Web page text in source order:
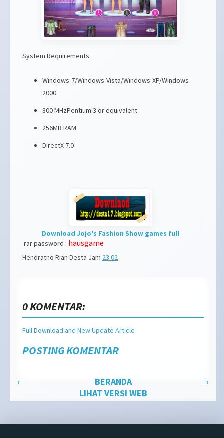
System Requirements
Windows 7/Windows Vista/Windows XP/Windows
2000
800 MHzPentium 3 or equivalent
256MB RAM
DirectX 7.0
Download Jojo's Fashion Show games full
rar password : hausgame
Hendratno Rian Desta Jam 23.02
0 KOMENTAR:
Full Download and New Update Article
POSTING KOMENTAR
‹ ›
BERANDA
LIHAT VERSI WEB